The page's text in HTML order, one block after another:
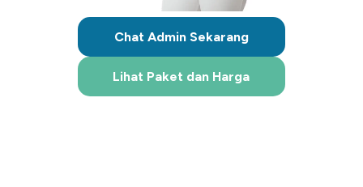
Chat Admin Sekarang
Lihat Paket dan Harga